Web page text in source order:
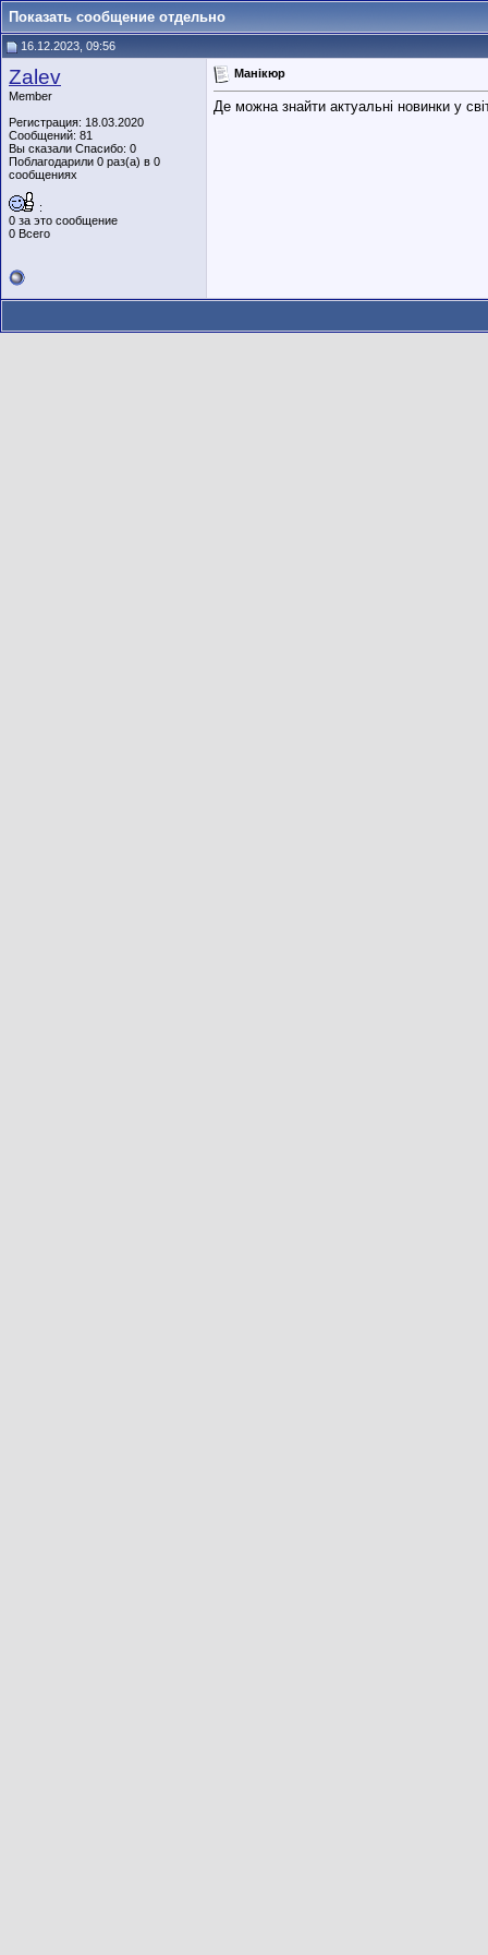
Показать сообщение отдельно
16.12.2023, 09:56
Zalev
Member
Регистрация: 18.03.2020
Сообщений: 81
Вы сказали Спасибо: 0
Поблагодарили 0 раз(а) в 0
сообщениях
:
0 за это сообщение
0 Всего
Манікюр
Де можна знайти актуальні новинки у